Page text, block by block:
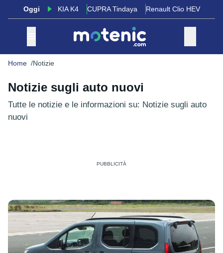
Oggi KIA K4 CUPRA Tindaya Renault Clio HEV
Home Notizie
Notizie sugli auto nuovi
Tutte le notizie e le informazioni su: Notizie sugli auto
nuovi